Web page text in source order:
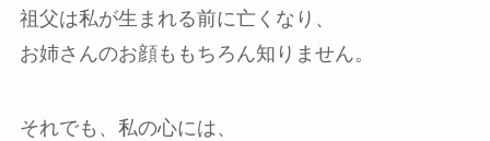
祖父は私が生まれる前に亡くなり、
お姉さんのお顔ももちろん知りません。
それでも、私の心には、